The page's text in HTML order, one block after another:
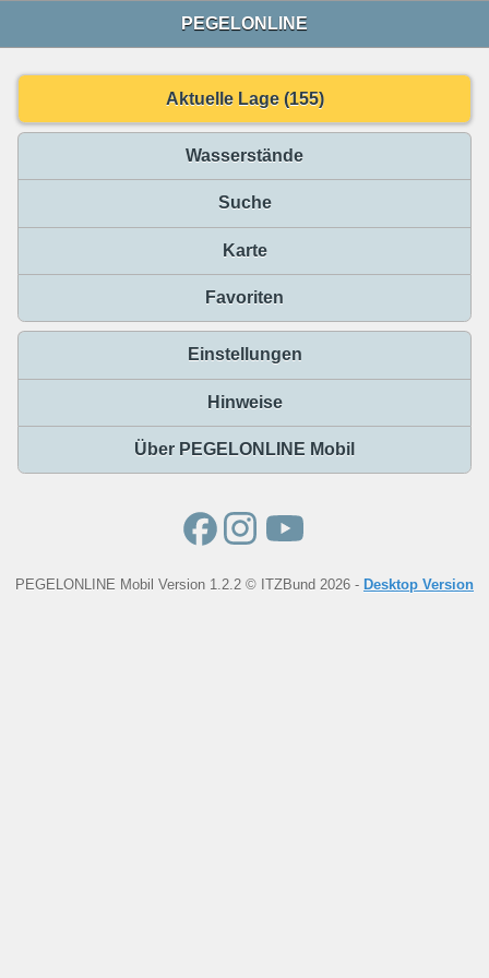
PEGELONLINE
Aktuelle Lage (155)
Wasserstände
Suche
Karte
Favoriten
Einstellungen
Hinweise
Über PEGELONLINE Mobil
PEGELONLINE Mobil Version 1.2.2 © ITZBund 2026 - Desktop Version